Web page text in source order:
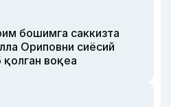
бошимга саккизта
Ориповни сиёсий
воқеа